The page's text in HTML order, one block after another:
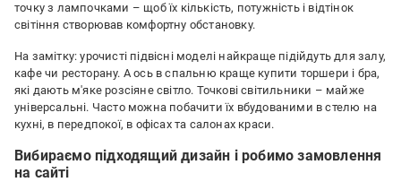
точку з лампочками – щоб їх кількість, потужність і відтінок
світіння створював комфортну обстановку.
На замітку: урочисті підвісні моделі найкраще підійдуть для залу,
кафе чи ресторану. А ось в спальню краще купити торшери і бра,
які дають м'яке розсіяне світло. Точкові світильники – майже
універсальні. Часто можна побачити їх вбудованими в стелю на
кухні, в передпокої, в офісах та салонах краси.
Вибираємо підходящий дизайн і робимо замовлення
на сайті